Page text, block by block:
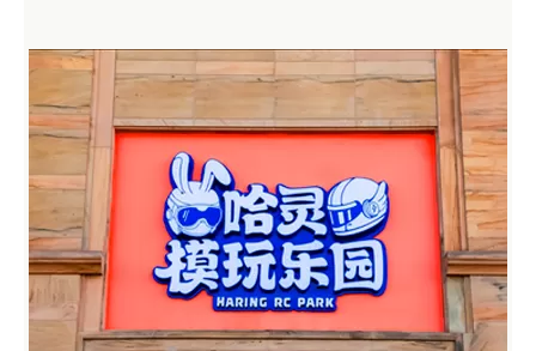
175 ビュー 2025-05-17